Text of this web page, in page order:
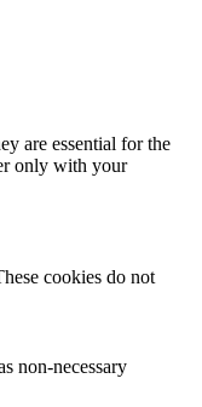
are essential for the
only with your
cookies do not
non-necessary